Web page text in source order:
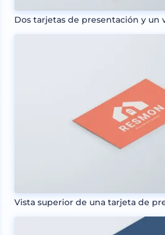
Dos tarjetas de presentación y un
Vista superior de una tarjeta de